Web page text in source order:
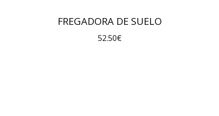
FREGADORA DE SUELO
52.50€